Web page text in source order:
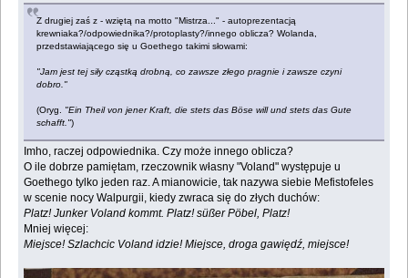
Z drugiej zaś z - wziętą na motto "Mistrza..." - autoprezentacją
krewniaka?/odpowiednika?/protoplasty?/innego oblicza? Wolanda,
przedstawiającego się u Goethego takimi słowami:
"Jam jest tej siły cząstką drobną, co zawsze złego pragnie i zawsze czyni
dobro."
(Oryg. "Ein Theil von jener Kraft, die stets das Böse will und stets das Gute
schafft.")
Imho, raczej odpowiednika. Czy może innego oblicza?
O ile dobrze pamiętam, rzeczownik własny "Voland" występuje u
Goethego tylko jeden raz. A mianowicie, tak nazywa siebie Mefistofeles
w scenie nocy Walpurgii, kiedy zwraca się do złych duchów:
Platz! Junker Voland kommt. Platz! süßer Pöbel, Platz!
Mniej więcej:
Miejsce! Szlachcic Voland idzie! Miejsce, droga gawiędź, miejsce!